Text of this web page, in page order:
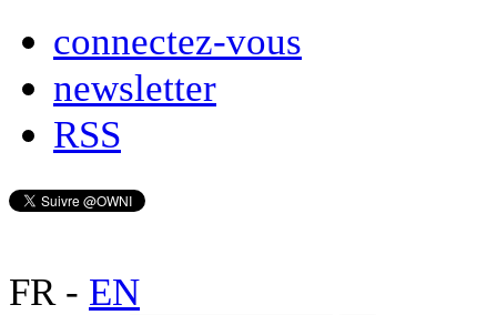
connectez-vous
newsletter
RSS
FR- EN